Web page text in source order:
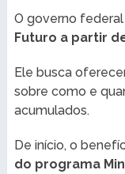
O governo
Futuro a partir
Ele busca
sobre como e
acumulados.
De início, o
do programa